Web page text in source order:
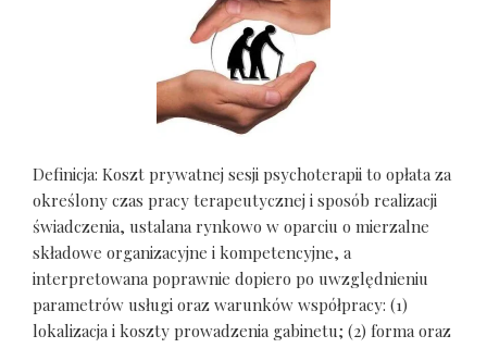
Definicja: Koszt prywatnej sesji psychoterapii to opłata za
określony czas pracy terapeutycznej i sposób realizacji
świadczenia, ustalana rynkowo w oparciu o mierzalne
składowe organizacyjne i kompetencyjne, a
interpretowana poprawnie dopiero po uwzględnieniu
parametrów usługi oraz warunków współpracy: (1)
lokalizacja i koszty prowadzenia gabinetu; (2) forma oraz